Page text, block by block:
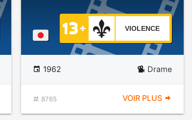
VIOLENCE
1962 Drame
8765 VOIR PLUS